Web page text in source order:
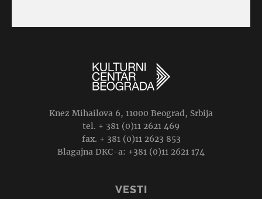
Knez Mihailova 6, 11000 Beograd, Srbija
tel. + 381 (0)11 2621 469
fax. + 381 (0)11 2623 853
Blagajna DKC-a: +381 (0)11 2621 174
VESTI